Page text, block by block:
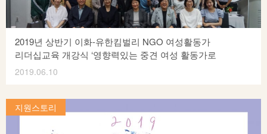
(2박3일) 2 (사)성매매근절을 위한 한소리회 5개 단체, 7명 참여
날 다시 일으키다 인도네시아 8/26-8/31 (4박6일) 3
여성환경연대 2개 단체, 5명 참여 잘란잘란, 전환의 시간 발리
9/23-9/27 (4박5일) 4 여성긴급전화 1366경남센터 4개 단체,
인권공동체 2개 단체, 5명 참여 서점을 잇다, 여성이 있다! 전주
부산 7/11-7/14 (3박4일)⋯
2019년 상반기 이화-유한킴벌리 NGO 여성활동가
리더십교육 개강식 ‘영향력있는 중견 여성 활동가로
성장하기’
2019.06.10
유한킴벌리 NGO 여성활동가 리더십교육 개강식이
진행되었습니다. 2008년부터 진행되어 온 NGO 여성활동가
리더십교육은 변화하는 시대에 맞춰 NGO 여성활동가의
지원스토리